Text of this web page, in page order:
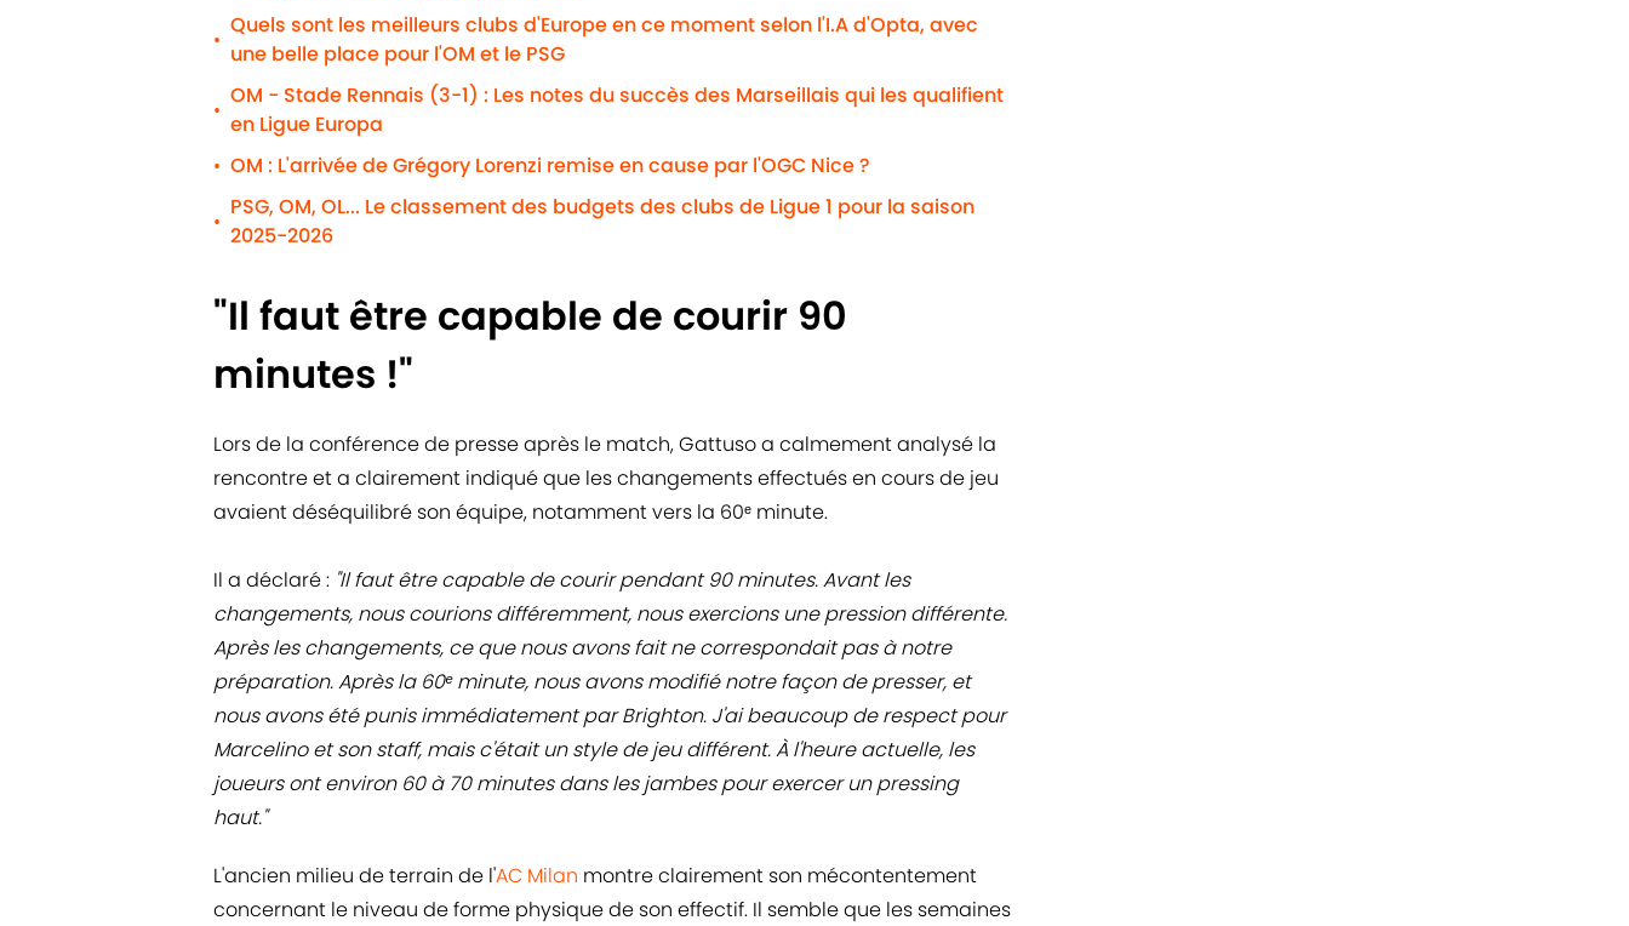
•
Quels sont les meilleurs clubs d'Europe en ce moment selon l'I.A d'Opta, avec
une belle place pour l'OM et le PSG
•
OM - Stade Rennais (3-1) : Les notes du succès des Marseillais qui les qualifient
en Ligue Europa
• OM : L'arrivée de Grégory Lorenzi remise en cause par l'OGC Nice ?
•
PSG, OM, OL... Le classement des budgets des clubs de Ligue 1 pour la saison
2025-2026
"Il faut être capable de courir 90
minutes !"
Lors de la conférence de presse après le match, Gattuso a calmement analysé la
rencontre et a clairement indiqué que les changements effectués en cours de jeu
avaient déséquilibré son équipe, notamment vers la 60ᵉ minute.
Il a déclaré : "Il faut être capable de courir pendant 90 minutes. Avant les
changements, nous courions différemment, nous exercions une pression différente.
Après les changements, ce que nous avons fait ne correspondait pas à notre
préparation. Après la 60ᵉ minute, nous avons modifié notre façon de presser, et
nous avons été punis immédiatement par Brighton. J'ai beaucoup de respect pour
Marcelino et son staff, mais c'était un style de jeu différent. À l'heure actuelle, les
joueurs ont environ 60 à 70 minutes dans les jambes pour exercer un pressing
haut."
L'ancien milieu de terrain de l'AC Milan montre clairement son mécontentement
concernant le niveau de forme physique de son effectif. Il semble que les semaines